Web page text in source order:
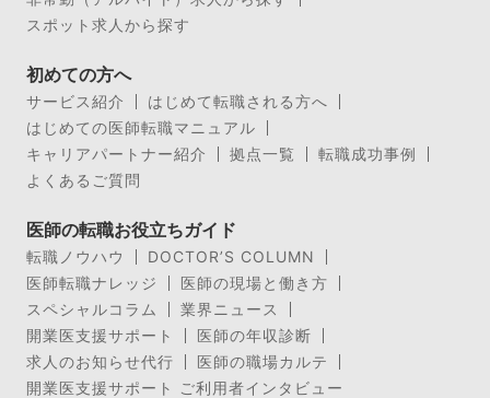
スポット求人から探す
初めての方へ
サービス紹介
はじめて転職される方へ
はじめての医師転職マニュアル
キャリアパートナー紹介
拠点一覧
転職成功事例
よくあるご質問
医師の転職お役立ちガイド
転職ノウハウ
DOCTOR’S COLUMN
医師転職ナレッジ
医師の現場と働き方
スペシャルコラム
業界ニュース
開業医支援サポート
医師の年収診断
求人のお知らせ代行
医師の職場カルテ
開業医支援サポート ご利用者インタビュー